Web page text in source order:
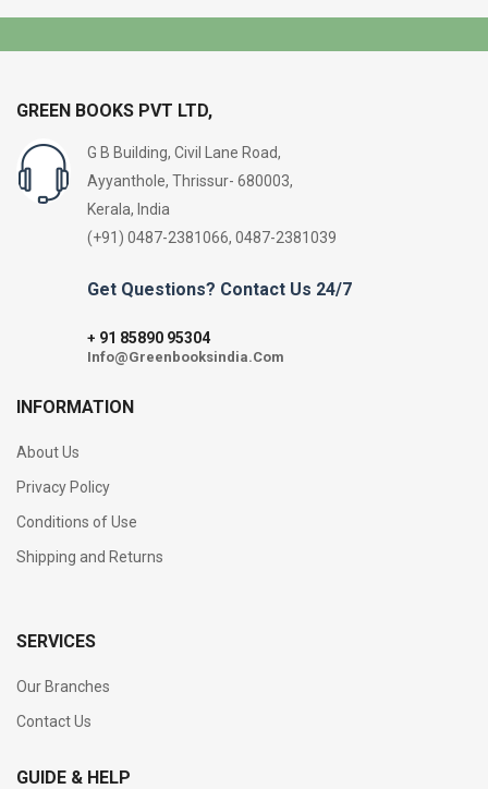
GREEN BOOKS PVT LTD,
G B Building, Civil Lane Road,
Ayyanthole, Thrissur- 680003,
Kerala, India
(+91) 0487-2381066, 0487-2381039
Get Questions? Contact Us 24/7
+ 91 85890 95304
Info@Greenbooksindia.Com
INFORMATION
About Us
Privacy Policy
Conditions of Use
Shipping and Returns
SERVICES
Our Branches
Contact Us
GUIDE & HELP